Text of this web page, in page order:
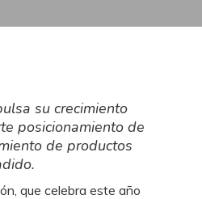
su crecimiento
posicionamiento de
de productos
que celebra este año